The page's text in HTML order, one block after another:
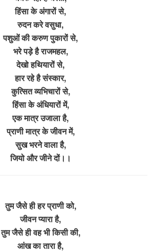
हिंसा के अंगारों से,
रुदन करे वसुधा,
पशुओं की करुण पुकारों से,
भरे पड़े है राजमहल,
देखो हथियारों से,
हार रहे है संस्कार,
कुत्सित व्यभिचारों से,
हिंसा के अंधियारों में,
एक मात्र उजाला है,
प्राणी मात्र के जीवन में,
सुख भरने वाला है,
जियो और जीने दों।।
तुम जैसे ही हर प्राणी को,
जीवन प्यारा है,
तुम जैसे ही वह भी किसी की,
आंख का तारा है,